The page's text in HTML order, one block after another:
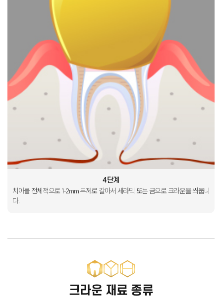
4단계
치아를 전체적으로 1-2mm 두께로 갈아서 세라믹 또는 금으로크라운을 씌웁니
다.
크라운 재료 종류